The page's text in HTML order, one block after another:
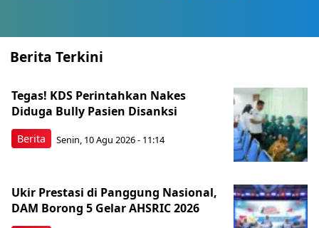
Berita Terkini
Berita
Tegas! KDS Perintahkan Nakes
Diduga Bully Pasien Disanksi
Senin, 10 Agu 2026 - 11:14
Ukir Prestasi di Panggung Nasional,
DAM Borong 5 Gelar AHSRIC 2026